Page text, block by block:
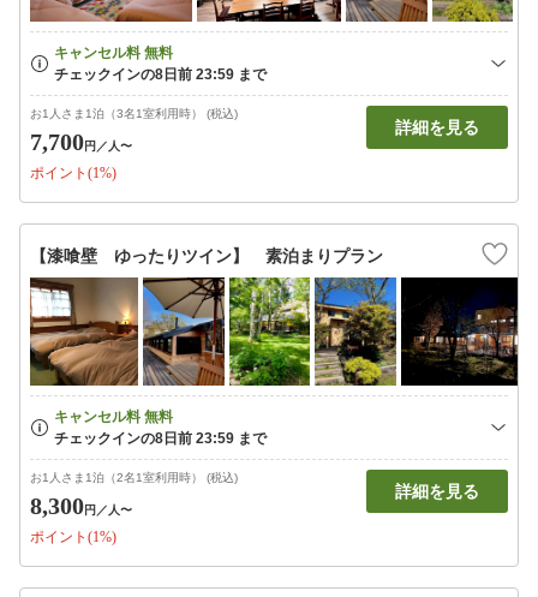
お1人さま1泊（3名1室利用時） (税込)
7,700円 ／人〜
ポイント(1%)
詳細を見る
【漆喰壁 ゆったりツイン】 素泊まりプラン
お1人さま1泊（2名1室利用時） (税込)
8,300円 ／人〜
ポイント(1%)
詳細を見る